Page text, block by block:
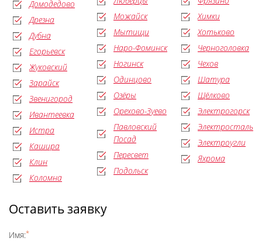
Домодедово
Дрезна
Дубна
Егорьевск
Жуковский
Зарайск
Звенигород
Ивантеевка
Истра
Кашира
Клин
Коломна
Можайск
Мытищи
Наро-Фоминск
Ногинск
Одинцово
Озёры
Орехово-Зуево
Павловский
Посад
Пересвет
Подольск
Химки
Хотьково
Черноголовка
Чехов
Шатура
Щёлково
Электрогорск
Электросталь
Электроугли
Яхрома
Оставить заявку
Имя:*